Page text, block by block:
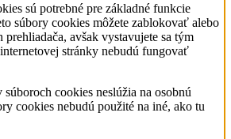
sú potrebné pre základné funkcie
súbory cookies môžete zablokovať alebo
prehliadača, avšak vystavujete sa tým
stránky nebudú fungovať
cookies neslúžia na osobnú
cookies nebudú použité na iné, ako tu